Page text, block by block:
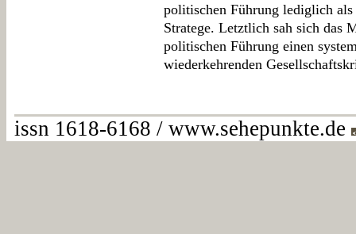
politischen Führung lediglich
Stratege. Letztlich sah sich das
politischen Führung einen
wiederkehrenden
issn 1618-6168 / www.sehepunkte.de